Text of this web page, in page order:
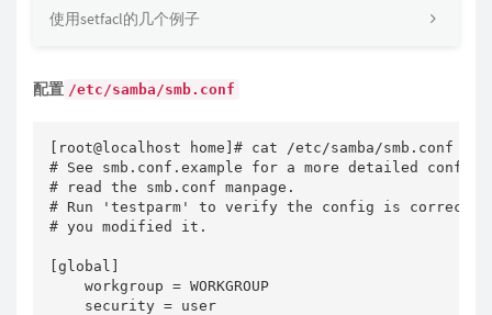
使用setfacl的几个例子
配置 /etc/samba/smb.conf
[root@localhost home]# cat /etc/samba/smb.conf
# See smb.conf.example for a more detailed
# read the smb.conf manpage.
# Run 'testparm' to verify the config is correct
# you modified it.
[global]
    workgroup = WORKGROUP
    security = user